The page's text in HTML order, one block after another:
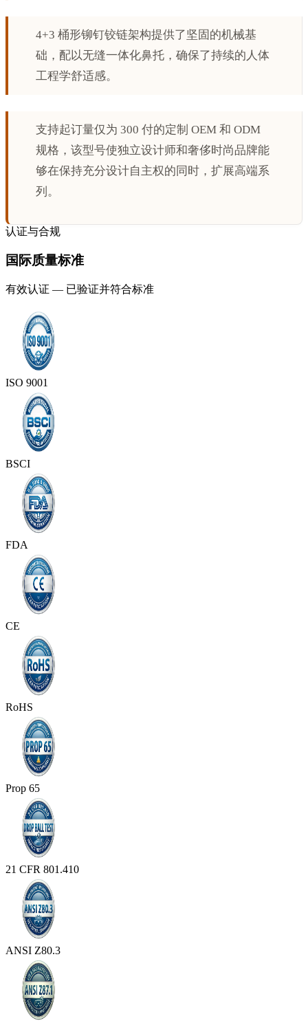
4+3 桶形铆钉铰链架构提供了坚固的机械基
础，配以无缝一体化鼻托，确保了持续的人体
工程学舒适感。
支持起订量仅为 300 付的定制 OEM 和 ODM
规格，该型号使独立设计师和奢侈时尚品牌能
够在保持充分设计自主权的同时，扩展高端系
列。
认证与合规
国际质量标准
有效认证 — 已验证并符合标准
ISO 9001
BSCI
FDA
CE
RoHS
Prop 65
21 CFR 801.410
ANSI Z80.3